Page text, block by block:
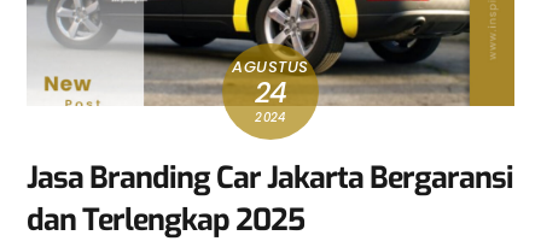
AGUSTUS
24
2024
Jasa Branding Car Jakarta Bergaransi
dan Terlengkap 2025